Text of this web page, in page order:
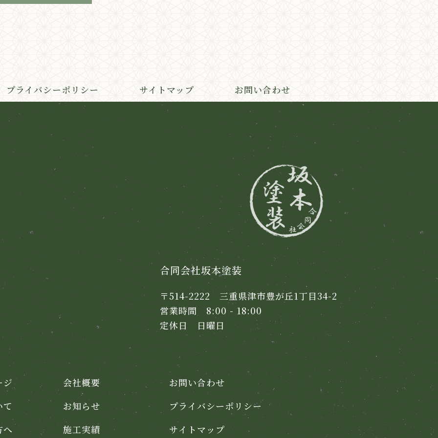
プライバシーポリシー サイトマップ お問い合わせ
合同会社坂本塗装
〒514-2222 三重県津市豊が丘1丁目34-2
営業時間 8:00 - 18:00
定休日 日曜日
ジ
へ
会社概要
お知らせ
施工実績
お問い合わせ
プライバシーポリシー
サイトマップ